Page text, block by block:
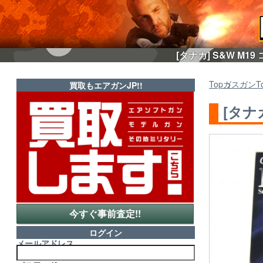
[タナカ] S&W M19
Topガスガン
[タナ
買取もエアガンJP!!
今すぐ事前査定!!
ログイン
メールアドレス